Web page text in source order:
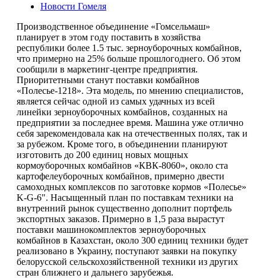
Новости Гомеля
Производственное объединение «Гомсельмаш»
планирует в этом году поставить в хозяйства
республики более 1.5 тыс. зерноуборочных комбайнов,
что примерно на 25% больше прошлогоднего. Об этом
сообщили в маркетинг-центре предприятия.
Приоритетными станут поставки комбайнов
«Полесье-1218». Эта модель, по мнению специалистов,
является сейчас одной из самых удачных из всей
линейки зерноуборочных комбайнов, созданных на
предприятии за последнее время. Машина уже отлично
себя зарекомендовала как на отечественных полях, так и
за рубежом. Кроме того, в объединении планируют
изготовить до 200 единиц новых мощных
кормоуборочных комбайнов «КВК-8060», около ста
картофелеуборочных комбайнов, примерно двести
самоходных комплексов по заготовке кормов «Полесье»
K-G-6". Насыщенный план по поставкам техники на
внутренний рынок существенно дополнит портфель
экспортных заказов. Примерно в 1,5 раза вырастут
поставки машинокомплектов зерноуборочных
комбайнов в Казахстан, около 300 единиц техники будет
реализовано в Украину, поступают заявки на покупку
белорусской сельскохозяйственной техники из других
стран ближнего и дальнего зарубежья.